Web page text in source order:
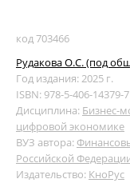
код 703466
Рудакова О.С. (под
Год издания: 2025 г.
ISBN: 978-5-406-14379-7
Дисциплина: Бизнес-
цифровой экономике
ВУЗ автора:
Российской
Издательство: КноРус